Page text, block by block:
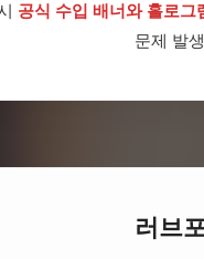
공식 수입 배너와 홀로그
문제 발
러브